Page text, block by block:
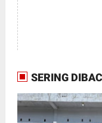
SERING